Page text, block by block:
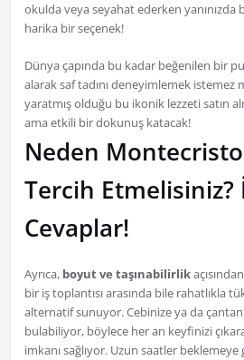
okulda veya seyahat ederken
harika bir seçenek!
Dünya çapında bu kadar beğenilen bir
alarak saf tadını deneyimlemek
yaratmış olduğu bu ikonik lezzeti satın
ama etkili bir dokunuş katacak!
Neden
Tercih Etmelisiniz?
Cevaplar!
Ayrıca, boyut ve taşınabilirlik
bir iş toplantısı arasında bile rahatlıkla
alternatif sunuyor. Cebinize ya da
bulabiliyor, böylece her an keyfinizi
imkanı sağlıyor. Uzun saatler beklemeye